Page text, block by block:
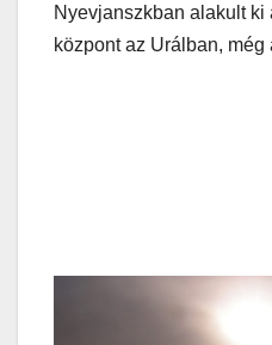
Nyevjanszkban alakult ki
központ az Urálban, még
tisztán